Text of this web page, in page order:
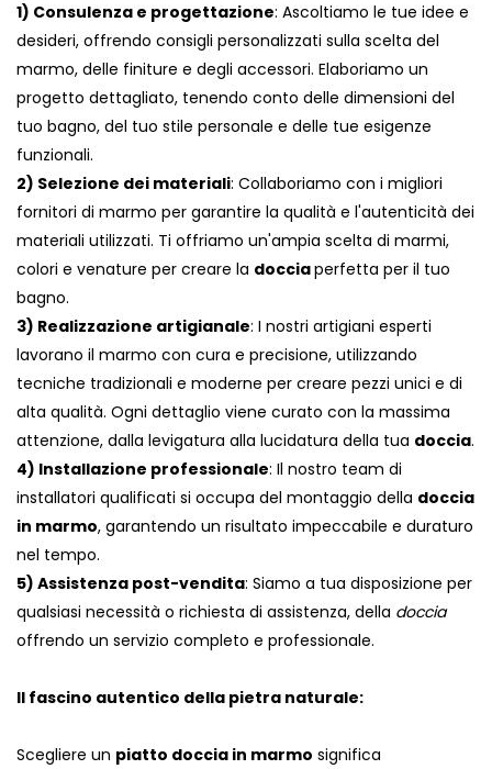
1) Consulenza e progettazione: Ascoltiamo le tue idee e
desideri, offrendo consigli personalizzati sulla scelta del
marmo, delle finiture e degli accessori. Elaboriamo un
progetto dettagliato, tenendo conto delle dimensioni del
tuo bagno, del tuo stile personale e delle tue esigenze
funzionali.
2) Selezione dei materiali: Collaboriamo con i migliori
fornitori di marmo per garantire la qualità e l'autenticità dei
materiali utilizzati. Ti offriamo un'ampia scelta di marmi,
colori e venature per creare la docciaperfetta per il tuo
bagno.
3) Realizzazione artigianale: I nostri artigiani esperti
lavorano il marmo con cura e precisione, utilizzando
tecniche tradizionali e moderne per creare pezzi unici e di
alta qualità. Ogni dettaglio viene curato con la massima
attenzione, dalla levigatura alla lucidatura della tua doccia.
4) Installazione professionale: Il nostro team di
installatori qualificati si occupa del montaggio della doccia
in marmo, garantendo un risultato impeccabile e duraturo
nel tempo.
5) Assistenza post-vendita: Siamo a tua disposizione per
qualsiasi necessità o richiesta di assistenza, della doccia
offrendo un servizio completo e professionale.
Il fascino autentico della pietra naturale:
Scegliere un piatto doccia in marmo significa